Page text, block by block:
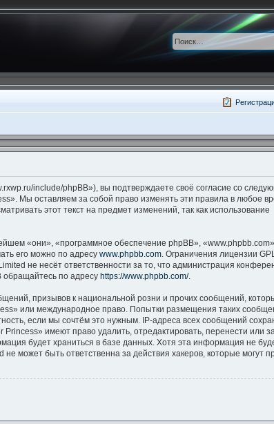
include/phpBB»), вы подтверждаете своё согласие со
Мы оставляем за собой право изменять эти правила в любое
этот текст на предмет изменений, так как использование
«они», «программное обеспечение phpBB»,
его можно по адресу www.phpbb.com. Ограничения лицензии
не несёт ответственности за то, что администрация
обращайтесь по адресу https://www.phpbb.com/.
призывов к национальной розни и прочих сообщений,
или международное право. Попытки размещения таких
если мы сочтём это нужным. IP-адреса всех сообщений
имеют право удалить, отредактировать, перенести или
будет храниться в базе данных. Хотя эта информация не
может быть ответственна за действия хакеров, которые могут